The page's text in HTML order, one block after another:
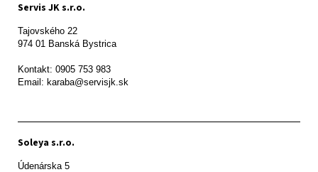
Servis JK s.r.o.
Tajovského 22
974 01 Banská Bystrica
Kontakt: 0905 753 983
Email: karaba@servisjk.sk
Soleya s.r.o.
Údenárska 5